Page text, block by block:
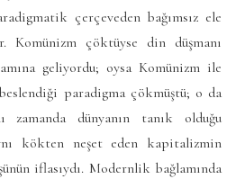
çerçeveden bağımsız ele
Komünizm çöktüyse din düşmanı
geliyordu; oysa Komünizm ile
paradigma çökmüştü; o da
dünyanın tanık olduğu
kökten neşet eden kapitalizmin
iflasıydı. Modernlik bağlamında